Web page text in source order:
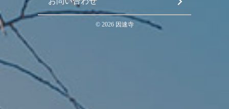
© 2026因速寺